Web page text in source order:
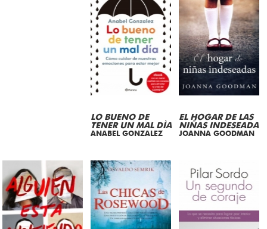
LO BUENO DE
TENER UN MAL DÌA
ANABEL GONZALEZ
EL HOGAR DE LAS
NIÑAS INDESEADA
JOANNA GOODMAN